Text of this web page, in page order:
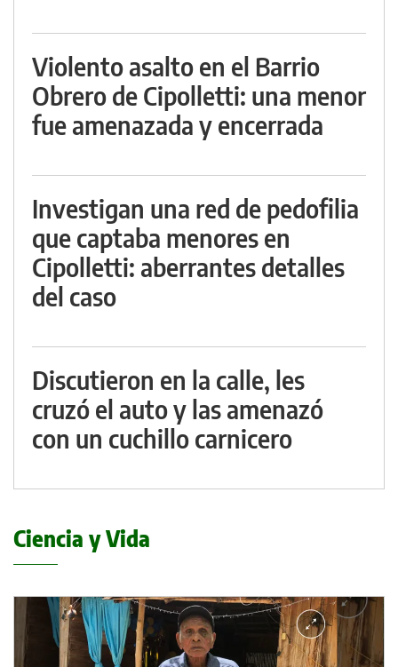
Violento asalto en el Barrio
Obrero de Cipolletti: una menor
fue amenazada y encerrada
Investigan una red de pedofilia
que captaba menores en
Cipolletti: aberrantes detalles
del caso
Discutieron en la calle, les
cruzó el auto y las amenazó
con un cuchillo carnicero
Ciencia y Vida